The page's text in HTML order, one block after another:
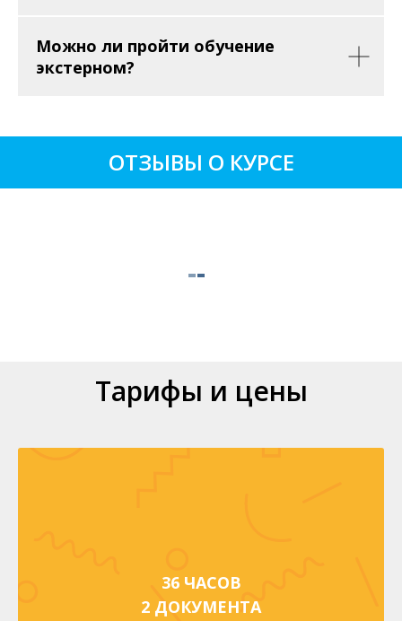
Можно ли пройти обучение
экстерном?
ОТЗЫВЫ О КУРСЕ
Тарифы и цены
36 ЧАСОВ
2 ДОКУМЕНТА